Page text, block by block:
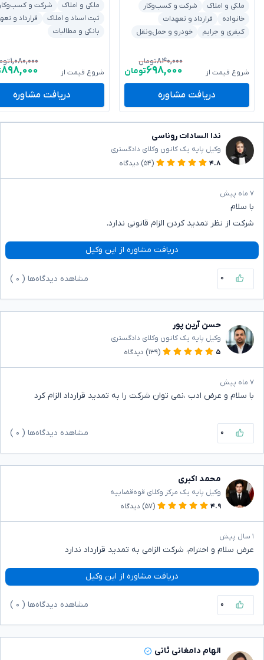
ملکی و املاک
شرکت و کسب‌وکار
خانواده
قرارداد و تعهدات
کیفری و جرایم
خودرو و حمل‌ونقل
شروع قیمت از
۸۴۰,۰۰۰تومان
۶۹۸,۰۰۰تومان
دریافت مشاوره
ملکی و املاک
شرکت و
ثبت اسناد و املاک
قرارداد و
بانکی و مطالبات
شروع قیمت از
۱,۰۸۰,۰۰۰
۸۹۸,۰۰۰
دریافت مشاوره
ندا السادات روناسی
وکیل پایه یک کانون وکلای دادگستری
۴.۸
(۵۴) دیدگاه
۷ ماه پیش
با سلام
شرکت از نظر تمدید کردن الزام قانونی ندارد.
دریافت مشاوره از این وکیل
۰ مشاهده دیدگاه‌ها ( ۰
حسن آرین پور
وکیل پایه یک کانون وکلای دادگستری
۵
(۱۳۹) دیدگاه
۷ ماه پیش
با سلام و عرض ادب ،نمی توان شرکت را به تمدید قرارداد الزام کرد
۰ مشاهده دیدگاه‌ها ( ۰
محمد اکبری
وکیل پایه یک مرکز وکلای قوه‌قضاییه
۴.۹
(۵۷) دیدگاه
۱ سال پیش
عرض سلام و احترام، شرکت الزامی به تمدید قرارداد ندارد
دریافت مشاوره از این وکیل
۰ مشاهده دیدگاه‌ها ( ۰
الهام دامغانی ثانی